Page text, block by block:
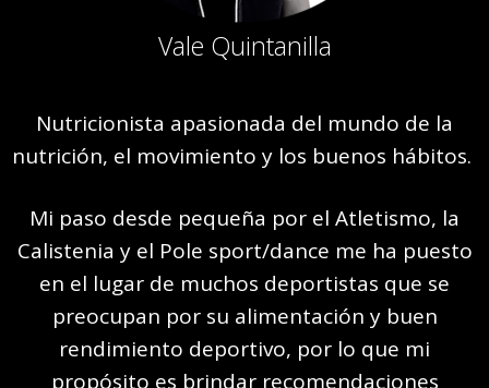
Vale Quintanilla
Nutricionista apasionada del mundo de la
nutrición, el movimiento y los buenos hábitos.
Mi paso desde pequeña por el Atletismo, la
Calistenia y el Pole sport/dance me ha puesto
en el lugar de muchos deportistas que se
preocupan por su alimentación y buen
rendimiento deportivo, por lo que mi
propósito es brindar recomendaciones